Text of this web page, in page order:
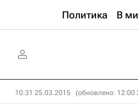
Политика В
10:31 25.03.2015 (обновлено: 12:00